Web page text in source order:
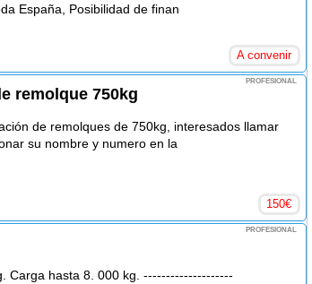
España, Posibilidad de finan
A convenir
PROFESIONAL
remolque 750kg
de remolques de 750kg, interesados llamar
su nombre y numero en la
150€
PROFESIONAL
Carga hasta 8. 000 kg. --------------------